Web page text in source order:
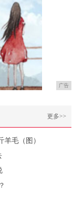
广告
更多>>